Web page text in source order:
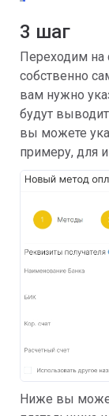
3 шаг
Переходим на
собственно
вам нужно
будут
вы можете
примеру, для
Ниже вы